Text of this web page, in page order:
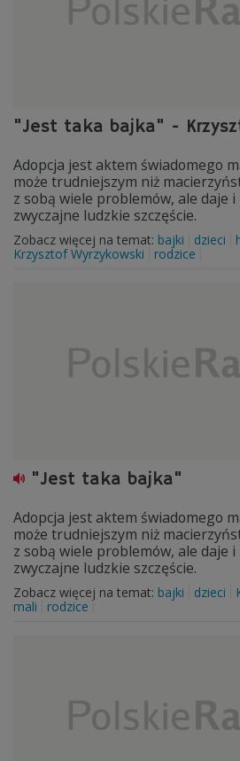
"Jest taka bajka" -
Adopcja jest aktem świadomego
może trudniejszym niż
z sobą wiele problemów, ale daje
zwyczajne ludzkie szczęście.
Zobacz więcej na temat: bajki dzieci
Krzysztof Wyrzykowski
rodzice
"Jest taka bajka"
Adopcja jest aktem świadomego
może trudniejszym niż
z sobą wiele problemów, ale daje
zwyczajne ludzkie szczęście.
Zobacz więcej na temat: bajki dzieci
mali
rodzice